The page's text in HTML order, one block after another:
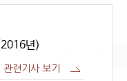
년)
관련기사 보기